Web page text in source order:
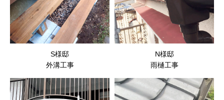
S様邸
外溝工事
N様邸
雨樋工事